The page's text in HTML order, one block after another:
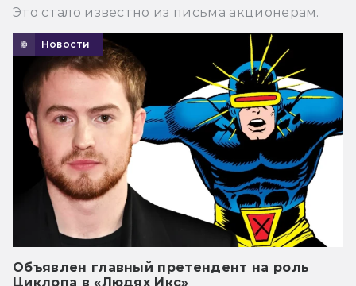
Это стало известно из письма акционерам.
Новости
Объявлен главный претендент на роль
Циклопа в «Людях Икс»